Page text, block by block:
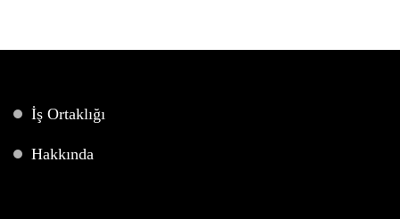
İş Ortaklığı
Hakkında